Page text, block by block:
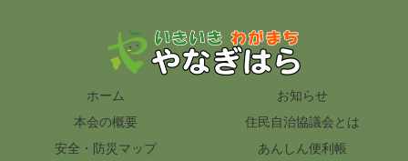
ホーム
お知らせ
本会の概要
住民自治協議会とは
安全・防災マップ
あんしん便利帳